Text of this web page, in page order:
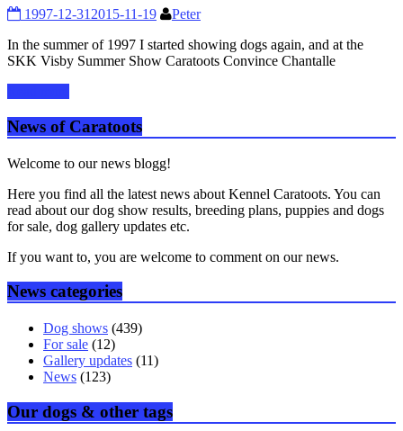
1997-12-31 2015-11-19
Peter
In the summer of 1997 I started showing dogs again, and at the
SKK Visby Summer Show Caratoots Convince Chantalle
News of Caratoots
Welcome to our news blogg!
Here you find all the latest news about Kennel Caratoots. You can
read about our dog show results, breeding plans, puppies and dogs
for sale, dog gallery updates etc.
If you want to, you are welcome to comment on our news.
News categories
Dog shows (439)
For sale (12)
Gallery updates (11)
News (123)
Our dogs & other tags